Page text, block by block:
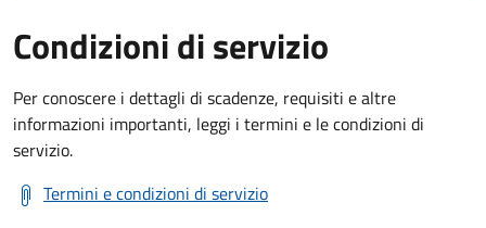
Condizioni di servizio
Per conoscere i dettagli di scadenze, requisiti e altre
informazioni importanti, leggi i termini e le condizioni di
servizio.
Termini e condizioni di servizio